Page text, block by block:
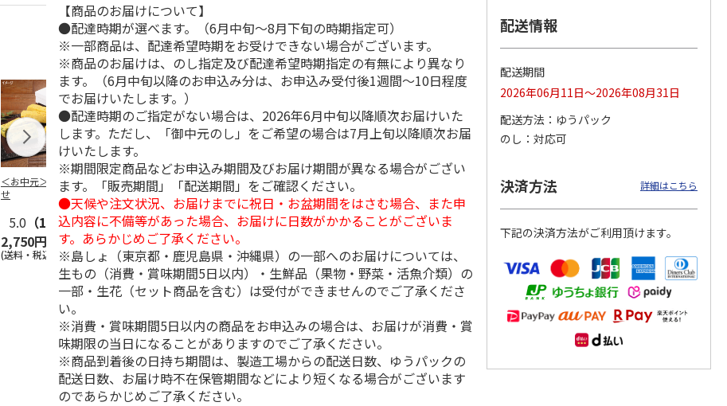
＜お中元＞３種詰合
せ
5.0 （1）
2,750円
(送料・税込)
柿安本店 極松阪牛
しぐれ煮詰合せ
EM29
4,012円
(送料・税込)
【冷凍】大阪お好み
焼き人気店の味比べ
セット
4,300円
(送料・税込)
＜お中元＞【冷凍】
＜おこわ米八×人形
町今半＞黒毛和牛の
すき…
5.0（1）
(送料・税込)
＜お中元＞信州地粉
５個）
5.0（1）
(送料・税込)
＜博多一番どり＞や
きとりセブン７種詰
合せ
4,320円
＜お中元＞＜日本の
極み＞鯖缶セット
4,650円
(送料・税込)
【商品のお届けについて】
●配達時期が選べます。（6月中旬～8月下旬の時期指定可）
※一部商品は、配達希望時期をお受けできない場合がございます。
※商品のお届けは、のし指定及び配達希望時期指定の有無により異なり
ます。（6月中旬以降のお申込み分は、お申込み受付後1週間～10日程度
でお届けいたします。）
●配達時期のご指定がない場合は、2026年6月中旬以降順次お届けいた
します。ただし、「御中元のし」をご希望の場合は7月上旬以降順次お届
けいたします。
※期間限定商品などお申込み期間及びお届け期間が異なる場合がござい
ます。「販売期間」「配送期間」をご確認ください。
●天候や注文状況、お届けまでに祝日・お盆期間をはさむ場合、また申
込内容に不備等があった場合、お届けに日数がかかることがございま
す。あらかじめご了承ください。
※島しょ（東京都・鹿児島県・沖縄県）の一部へのお届けについては、
生もの（消費・賞味期間5日以内）・生鮮品（果物・野菜・活魚介類）の
一部・生花（セット商品を含む）は受付ができませんのでご了承くださ
い。
※消費・賞味期間5日以内の商品をお申込みの場合は、お届けが消費・賞
味期限の当日になることがありますのでご了承ください。
※商品到着後の日持ち期間は、製造工場からの配送日数、ゆうパックの
配送日数、お届け時不在保管期間などにより短くなる場合がございます
のであらかじめご了承ください。
配送情報
配送期間
2026年06月11日～2026年08月31日
配送方法
ゆうパック
のし
対応可
決済方法 詳細はこちら
下記の決済方法がご利用頂けます。